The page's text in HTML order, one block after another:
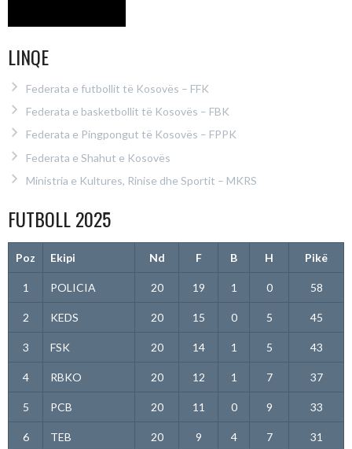
LINQE
Federata e futbollit të Kosovës – FFK
Federata e basketbollit të Kosovës – FBK
Federata e Pingpongut të Kosovës – FPPK
Federata e Shahut e Kosovës
Ministria e Kultures, Rinise dhe Sportit – MKRS
FUTBOLL 2025
Poz Ekipi Nd F B H Pikë
1 POLICIA 20 19 1 0 58
2 KEDS 20 15 0 5 45
3 FSK 20 14 1 5 43
4 RBKO 20 12 1 7 37
5 PCB 20 11 0 9 33
6 TEB 20 9 4 7 31